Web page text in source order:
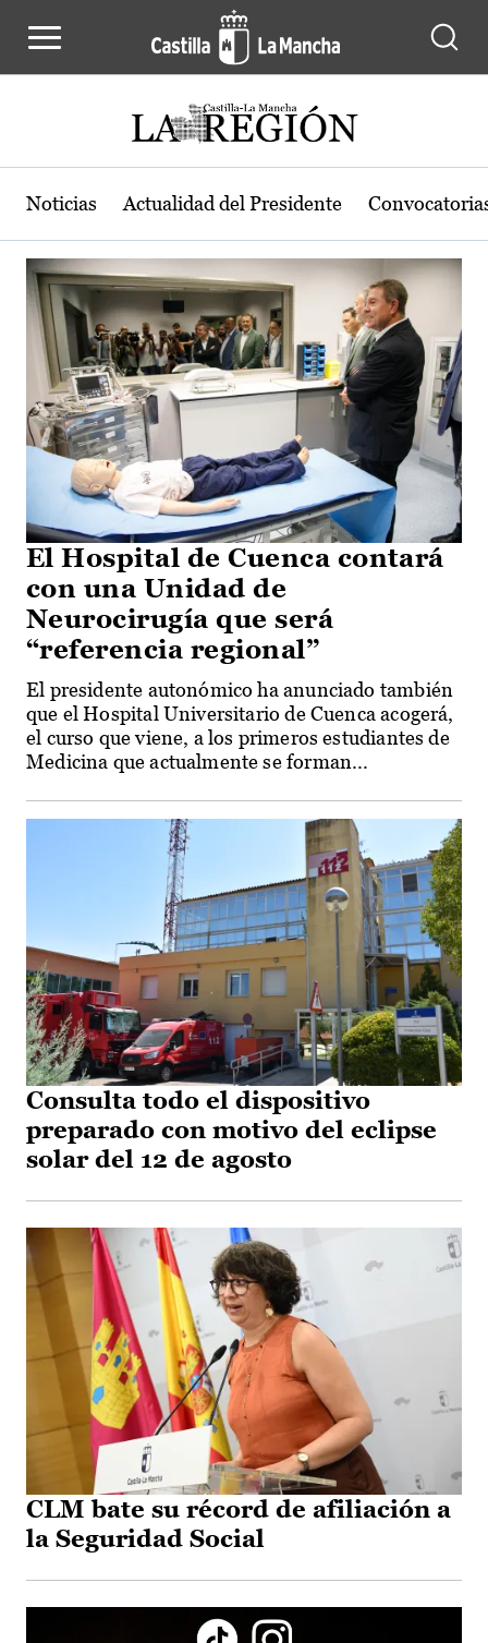
Actualidad de la región de Castilla-
Noticias Actualidad del Presidente
El Hospital de Cuenca contará
con una Unidad de
Neurocirugía que será
“referencia regional”
El presidente autonómico ha anunciado también
que el Hospital Universitario de Cuenca acogerá,
el curso que viene, a los primeros estudiantes de
Medicina que actualmente se forman...
Consulta todo el dispositivo
preparado con motivo del eclipse
solar del 12 de agosto
CLM bate su récord de afiliación a
la Seguridad Social